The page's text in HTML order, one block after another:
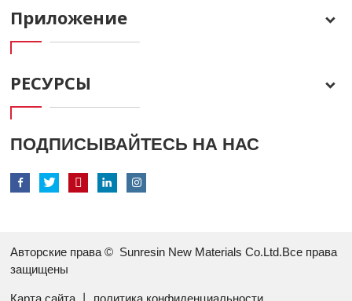
Приложение
РЕСУРСЫ
ПОДПИСЫВАЙТЕСЬ НА НАС
Авторские права © Sunresin New Materials Co.Ltd.Все права
защищены